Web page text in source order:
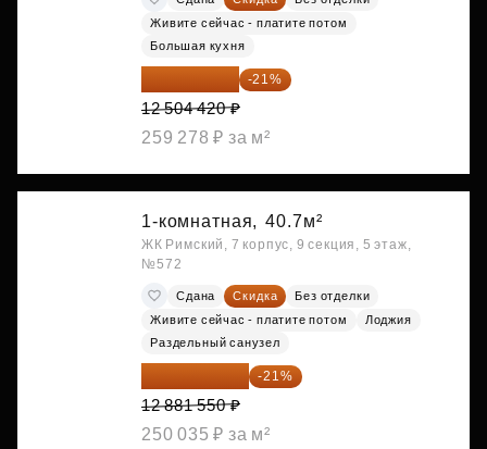
Живите сейчас - платите потом
Большая кухня
-21%
12 504 420 ₽
259 278 ₽ за м²
1-комнатная, 40.7м²
ЖК Римский, 7 корпус, 9 секция, 5 этаж,
№572
Сдана Скидка
Без отделки
Живите сейчас - платите потом
Лоджия
Раздельный санузел
10 176 425 ₽ -21%
12 881 550 ₽
250 035 ₽ за м²